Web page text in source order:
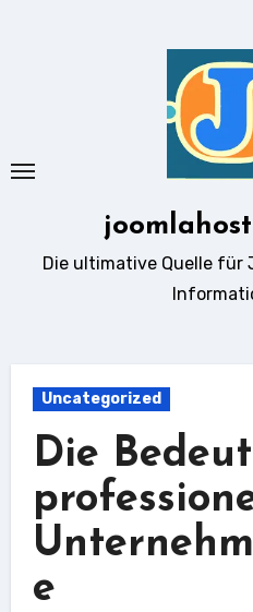
Die ultimative Quelle für
Uncategorized
Die
e